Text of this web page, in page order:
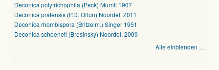
Deconica polytrichophila (Peck) Murrill 1907
Deconica pratensis (P.D. Orton) Noordel. 2011
Deconica rhombispora (Britzelm.) Singer 1951
Deconica schoeneti (Bresinsky) Noordel. 2009
Alle einblenden …